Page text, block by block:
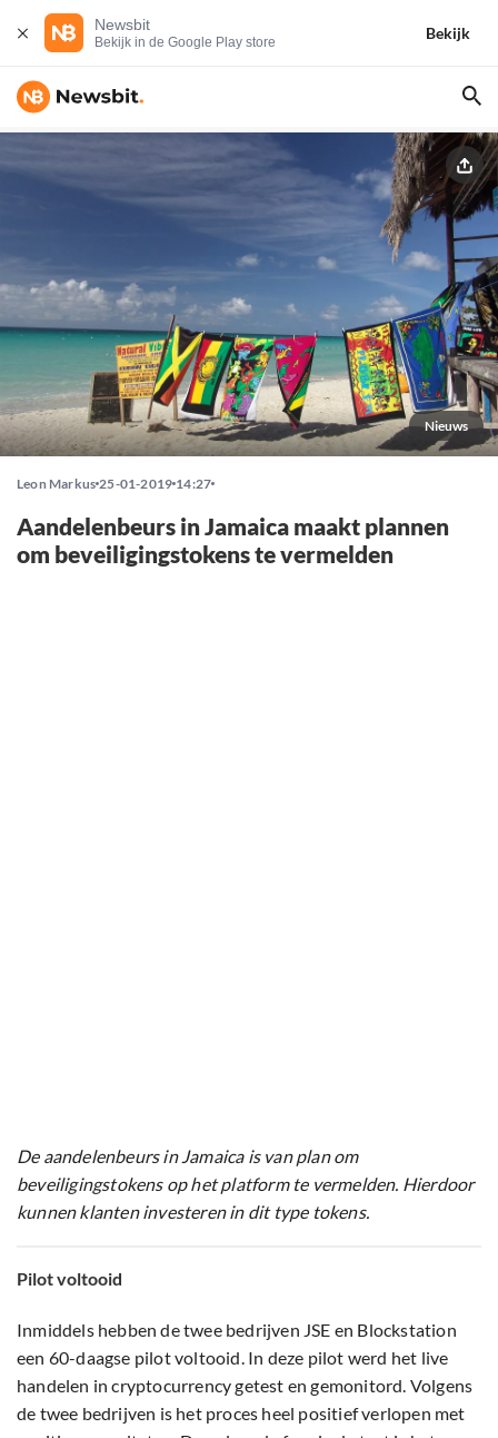
Newsbit
Bekijk in de Google Play store
Bekijk
Nieuws
Leon Markus 25-01-2019 14:27
Aandelenbeurs in Jamaica maakt plannen
om beveiligingstokens te vermelden
De aandelenbeurs in Jamaica is van plan om
beveiligingstokens op het platform te vermelden. Hierdoor
kunnen klanten investeren in dit type tokens.
Pilot voltooid
Inmiddels hebben de twee bedrijven JSE en Blockstation
een 60-daagse pilot voltooid. In deze pilot werd het live
handelen in cryptocurrency getest en gemonitord. Volgens
de twee bedrijven is het proces heel positief verlopen met